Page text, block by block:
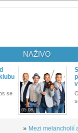
se
NAŽIVO
05.08.
» Mezi melancholií